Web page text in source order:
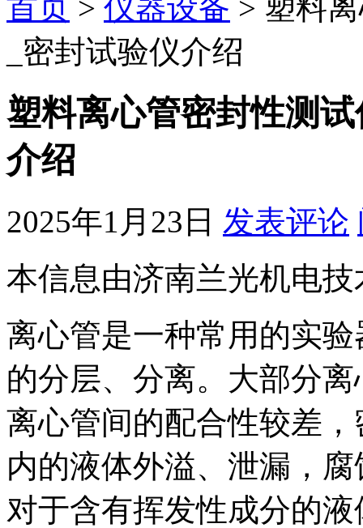
首页 > 仪器设备 > 塑料
_密封试验仪介绍
塑料离心管密封性测
介绍
2025年1月23日 发表评论
本信息由济南兰光机电
离心管是一种常用的实
的分层、分离。大部分
离心管间的配合性较差
内的液体外溢、泄漏，
对于含有挥发性成分的